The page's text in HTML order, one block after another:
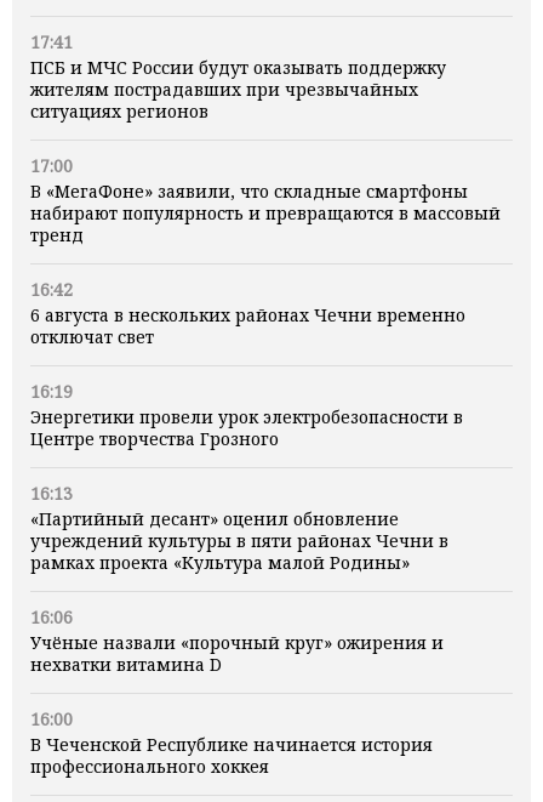
17:41
ПСБ и МЧС России будут оказывать поддержку
жителям пострадавших при чрезвычайных
ситуациях регионов
17:00
В «МегаФоне» заявили, что складные смартфоны
набирают популярность и превращаются в массовый
тренд
16:42
6 августа в нескольких районах Чечни временно
отключат свет
16:19
Энергетики провели урок электробезопасности в
Центре творчества Грозного
16:13
«Партийный десант» оценил обновление
учреждений культуры в пяти районах Чечни в
рамках проекта «Культура малой Родины»
16:06
Учёные назвали «порочный круг» ожирения и
нехватки витамина D
16:00
В Чеченской Республике начинается история
профессионального хоккея